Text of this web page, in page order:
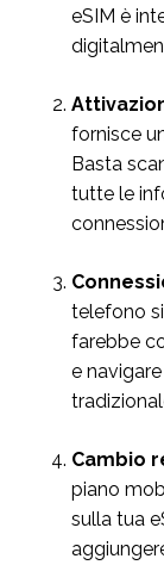
eSIM è
fornisce
Basta
tutte le
telefono
farebbe
e
Cambio
piano
sulla tua